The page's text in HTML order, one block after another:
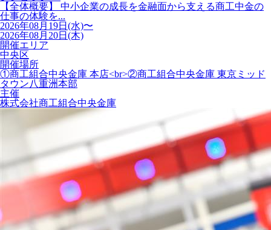
【全体概要】 中小企業の成長を金融面から支える商工中金の
仕事の体験を...
2026年08月19日(水)〜
2026年08月20日(木)
開催エリア
中央区
開催場所
①商工組合中央金庫 本店<br>②商工組合中央金庫 東京ミッド
タウン八重洲本部
主催
株式会社商工組合中央金庫